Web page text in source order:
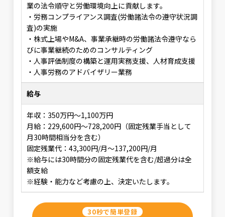
業の法令順守と労働環境向上に貢献します。
・労務コンプライアンス調査(労働諸法令の遵守状況調
査)の実施
・株式上場やM&A、事業承継時の労働諸法令遵守なら
びに事業継続のためのコンサルティング
・人事評価制度の構築と運用実務支援、人材育成支援
・人事労務のアドバイザリー業務
給与
年収：350万円～1,100万円
月給：229,600円～728,200円（固定残業手当として
月30時間相当分を含む）
固定残業代：43,300円/月～137,200円/月
※給与には30時間分の固定残業代を含む/超過分は全
額支給
※経験・能力など考慮の上、決定いたします。
30秒で簡単登録